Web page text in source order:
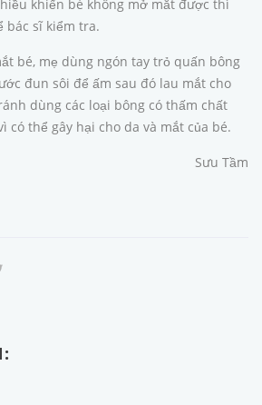
khiến bé không mở mắt được thì
bác sĩ kiểm tra.
bé, mẹ dùng ngón tay trỏ quấn bông
đun sôi để ấm sau đó lau mắt cho
dùng các loại bông có thấm chất
thể gây hại cho da và mắt của bé.
Sưu Tầm